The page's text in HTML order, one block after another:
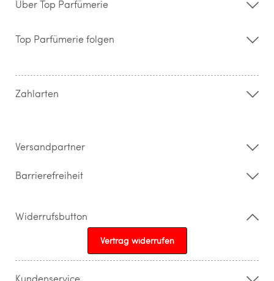
Über Top Parfümerie
Storefinder
Kontakt
Widerrufsrecht & Rückgabebedingungen
Top Parfümerie folgen
Zahlarten
Versandpartner
Barrierefreiheit
Widerrufsbutton
Vertrag widerrufen
Kundenservice